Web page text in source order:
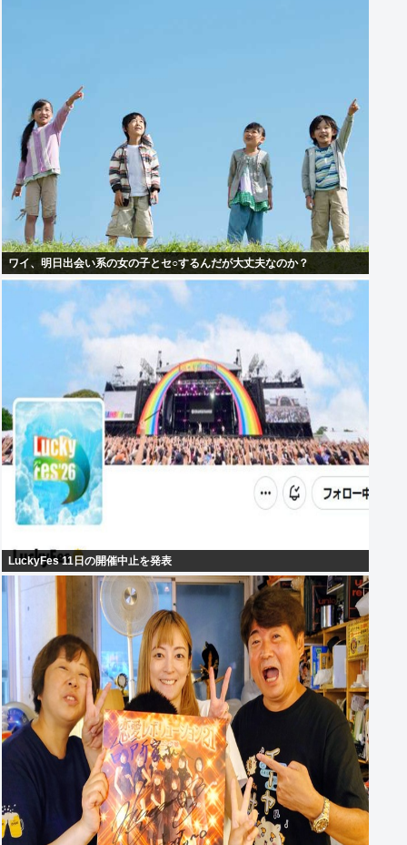
ワイ、明日出会い系の女の子とセ○するんだが大丈夫なのか？
LuckyFes 11日の開催中止を発表